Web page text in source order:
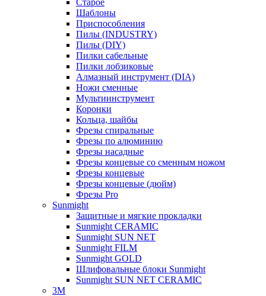
Старое
Шаблоны
Приспособления
Пилы (INDUSTRY)
Пилы (DIY)
Пилки сабельные
Пилки лобзиковые
Алмазный инструмент (DIA)
Ножи сменные
Мультиинструмент
Коронки
Кольца, шайбы
Фрезы спиральные
Фрезы по алюминию
Фрезы насадные
Фрезы концевые со сменным ножом
Фрезы концевые
Фрезы концевые (дюйм)
Фрезы Pro
Sunmight
Защитные и мягкие прокладки
Sunmight CERAMIC
Sunmight SUN NET
Sunmight FILM
Sunmight GOLD
Шлифовальные блоки Sunmight
Sunmight SUN NET CERAMIC
3M